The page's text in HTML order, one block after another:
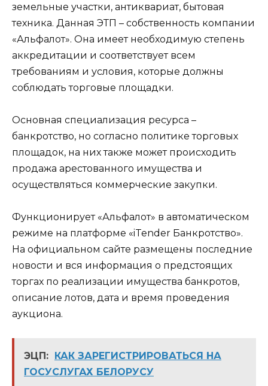
земельные участки, антиквариат, бытовая
техника. Данная ЭТП – собственность компании
«Альфалот». Она имеет необходимую степень
аккредитации и соответствует всем
требованиям и условия, которые должны
соблюдать торговые площадки.
Основная специализация ресурса –
банкротство, но согласно политике торговых
площадок, на них также может происходить
продажа арестованного имущества и
осуществляться коммерческие закупки.
Функционирует «Альфалот» в автоматическом
режиме на платформе «iTender Банкротство».
На официальном сайте размещены последние
новости и вся информация о предстоящих
торгах по реализации имущества банкротов,
описание лотов, дата и время проведения
аукциона.
ЭЦП:
КАК ЗАРЕГИСТРИРОВАТЬСЯ НА
ГОСУСЛУГАХ БЕЛОРУСУ